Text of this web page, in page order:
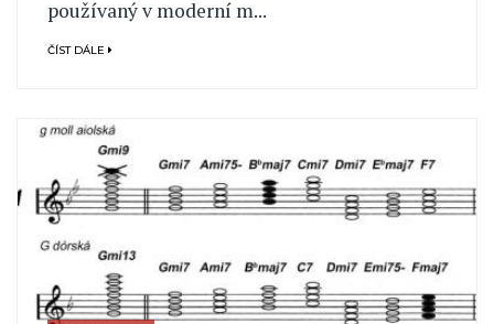
používaný v moderní m...
ČÍST DÁLE